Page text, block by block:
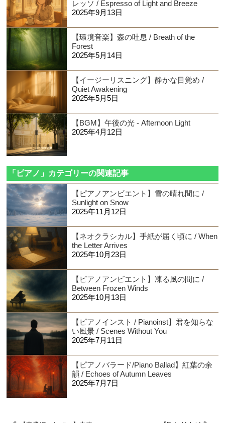
レッソ / Espresso of Light and Breeze
2025年9月13日
【環境音楽】森の吐息 / Breath of the
Forest
2025年5月14日
【イージーリスニング】静かな目覚め /
Quiet Awakening
2025年5月5日
【BGM】午後の光 - Afternoon Light
2025年4月12日
「ピアノ」カテゴリーの関連記事
【ピアノアンビエント】雪の晴れ間に /
Sunlight on Snow
2025年11月12日
【ネオクラシカル】手紙が届く頃に / When
the Letter Arrives
2025年10月23日
【ピアノアンビエント】凍る風の間に /
Between Frozen Winds
2025年10月13日
【ピアノインスト / Pianoinst】君を知らな
い風景 / Scenes Without You
2025年7月11日
【ピアノバラード/Piano Ballad】紅葉の余
韻 / Echoes of Autumn Leaves
2025年7月7日